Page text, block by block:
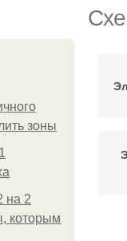
зоны
на 2
которым